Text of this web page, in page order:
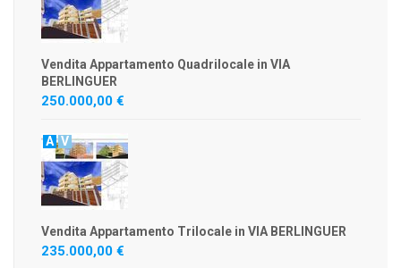
Vendita Appartamento Quadrilocale in VIA
BERLINGUER
250.000,00 €
A V
Vendita Appartamento Trilocale in VIA BERLINGUER
235.000,00 €